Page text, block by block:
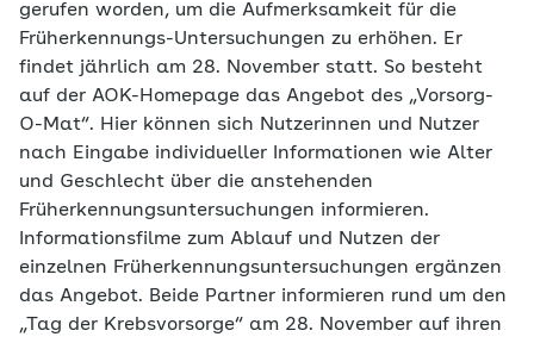
gerufen worden, um die Aufmerksamkeit für die
Früherkennungs-Untersuchungen zu erhöhen. Er
findet jährlich am 28. November statt. So besteht
auf der AOK-Homepage das Angebot des „Vorsorg-
O-Mat“. Hier können sich Nutzerinnen und Nutzer
nach Eingabe individueller Informationen wie Alter
und Geschlecht über die anstehenden
Früherkennungsuntersuchungen informieren.
Informationsfilme zum Ablauf und Nutzen der
einzelnen Früherkennungsuntersuchungen ergänzen
das Angebot. Beide Partner informieren rund um den
„Tag der Krebsvorsorge“ am 28. November auf ihren